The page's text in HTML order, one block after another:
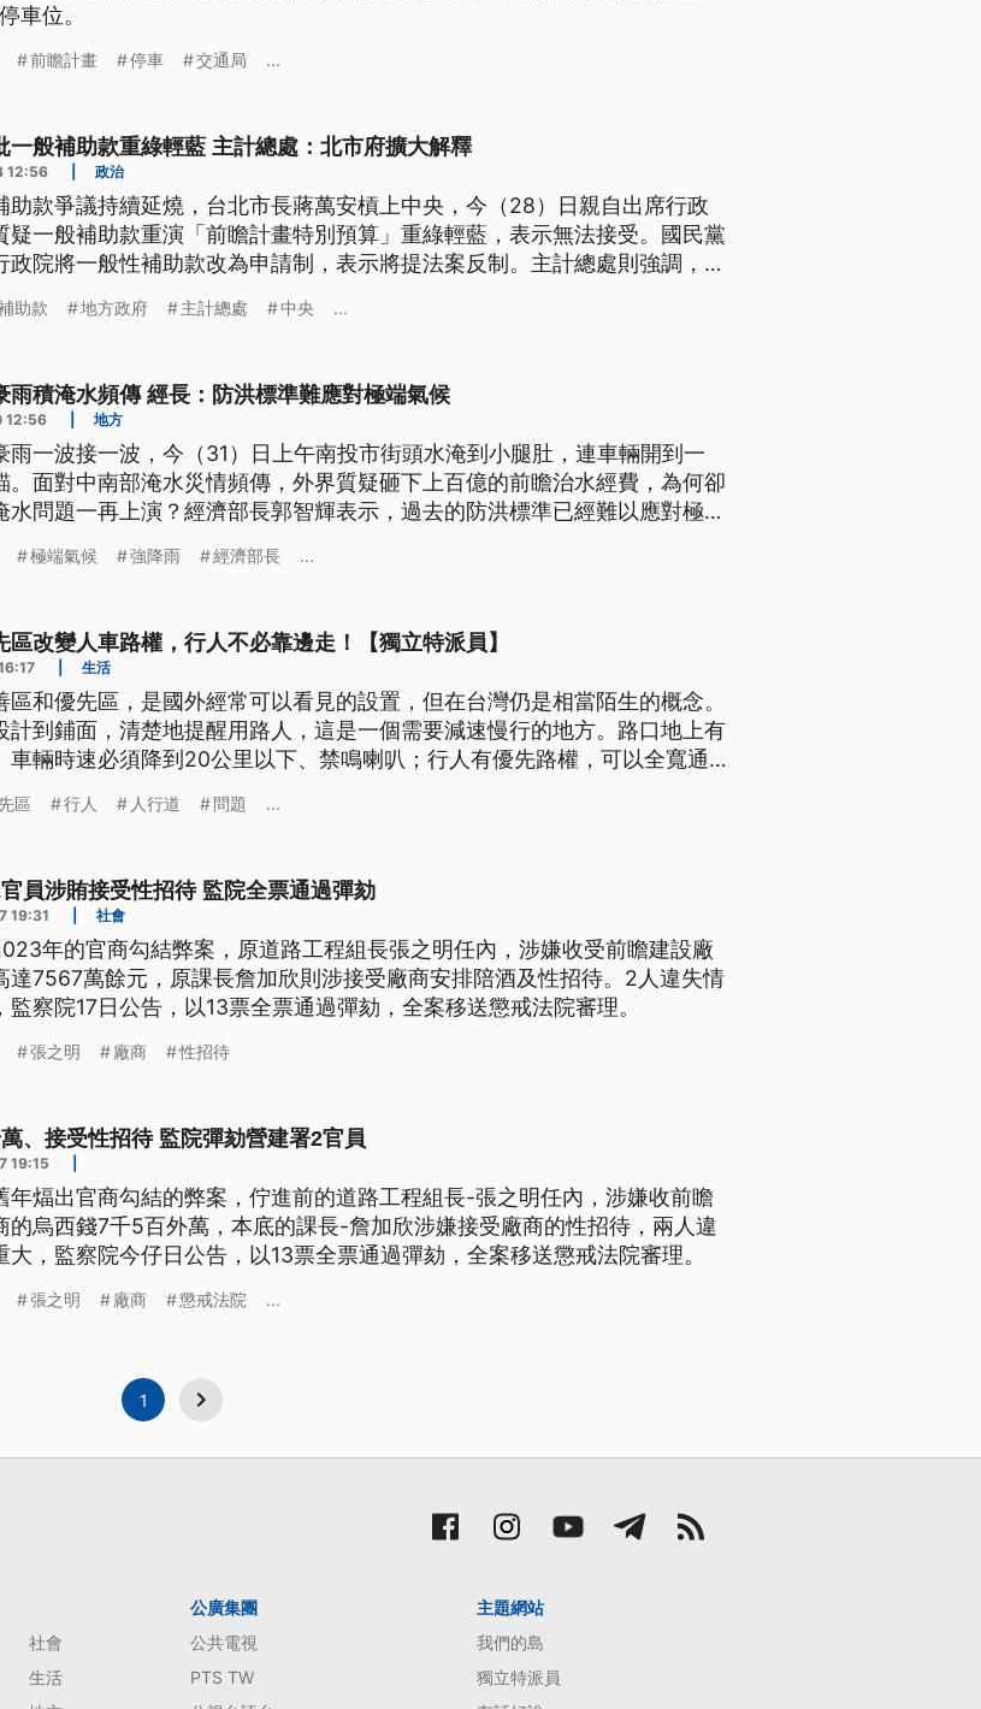
車位。
前瞻計畫 停車 交通局 ...
一般補助款重綠輕藍 主計總處：北市府擴大解釋
12:56 政治
助款爭議持續延燒，台北市長蔣萬安槓上中央，今（28）日親自出席行政
疑一般補助款重演「前瞻計畫特別預算」重綠輕藍，表示無法接受。國民黨
政院將一般性補助款改為申請制，表示將提法案反制。主計總處則強調，新
指個別縣市政府的數額，是北市府擴大解釋。
助款 地方政府 主計總處 中央 ...
雨積淹水頻傳 經長：防洪標準難應對極端氣候
12:56 地方
雨一波接一波，今（31）日上午南投市街頭水淹到小腿肚，連車輛開到一
。面對中南部淹水災情頻傳，外界質疑砸下上百億的前瞻治水經費，為何卻
水問題一再上演？經濟部長郭智輝表示，過去的防洪標準已經難以應對極端
極端氣候 強降雨 經濟部長 ...
區改變人車路權，行人不必靠邊走！【獨立特派員】
生活
區和優先區，是國外經常可以看見的設置，但在台灣仍是相當陌生的概念。
計到鋪面，清楚地提醒用路人，這是一個需要減速慢行的地方。路口地上有
車輛時速必須降到20公里以下、禁鳴喇叭；行人有優先路權，可以全寬通
區 行人 人行道 問題 ...
員涉賄接受性招待 監院全票通過彈劾
19:31 社會
年的官商勾結弊案，原道路工程組長張之明任內，涉嫌收受前瞻建設廠
達7567萬餘元，原課長詹加欣則涉接受廠商安排陪酒及性招待。2人違失情
監察院17日公告，以13票全票通過彈劾，全案移送懲戒法院審理。
張之明 廠商 性招待
、接受性招待 監院彈劾營建署2官員
19:15
年煏出官商勾結的弊案，佇進前的道路工程組長-張之明任內，涉嫌收前瞻
的烏西錢7千5百外萬，本底的課長-詹加欣涉嫌接受廠商的性招待，兩人違
大，監察院今仔日公告，以13票全票通過彈劾，全案移送懲戒法院審理。
張之明 廠商 懲戒法院 ...
1
社會
生活
公廣集團
公共電視
PTS TW
主題網站
我們的島
獨立特派員